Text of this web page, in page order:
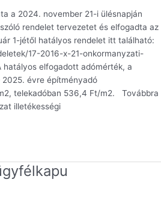
a 2024. november 21-i ülésnapján
rendelet tervezetet és elfogadta az
1-jétől hatályos rendelet itt található:
17-2016-x-21-onkormanyzati-
elfogadott adómérték, a
évre építményadó
telekadóban 536,4 Ft/m2. Továbbra
illetékességi